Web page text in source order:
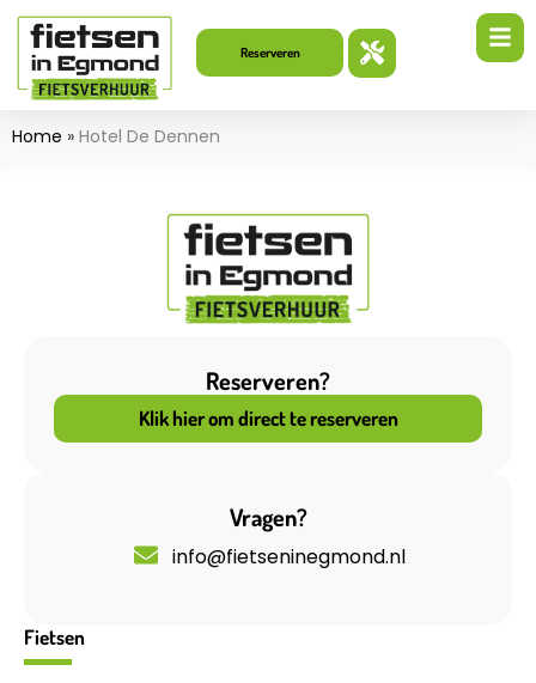
Reserveren
Home » Hotel De Dennen
Reserveren?
Klik hier om direct te reserveren
Vragen?
info@fietseninegmond.nl
Fietsen